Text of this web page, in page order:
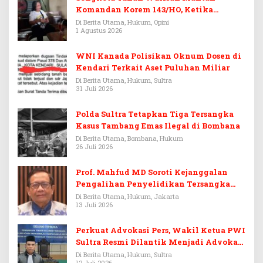
Komandan Korem 143/HO, Ketika
Warisan Menjadi Arena Pemerasan
Di Berita Utama, Hukum, Opini
1 Agustus 2026
WNI Kanada Polisikan Oknum Dosen di
Kendari Terkait Aset Puluhan Miliar
Di Berita Utama, Hukum, Sultra
31 Juli 2026
Polda Sultra Tetapkan Tiga Tersangka
Kasus Tambang Emas Ilegal di Bombana
Di Berita Utama, Bombana, Hukum
26 Juli 2026
Prof. Mahfud MD Soroti Kejanggalan
Pengalihan Penyelidikan Tersangka
Febrie Adriansyah
Di Berita Utama, Hukum, Jakarta
13 Juli 2026
Perkuat Advokasi Pers, Wakil Ketua PWI
Sultra Resmi Dilantik Menjadi Advokat
PERADI
Di Berita Utama, Hukum, Sultra